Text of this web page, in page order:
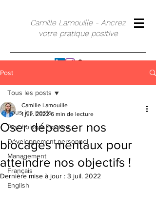
Camille Lamouille - Ancrez
votre pratique positive
Post
Tous les posts
Psychologie Positive
Développement personnel
Management
Français
English
Tous les posts
Oser dépasser nos
blocages mentaux pour
atteindre nos objectifs !
Camille Lamouille
1 juil. 2022 6 min de lecture
Dernière mise à jour : 3 juil. 2022